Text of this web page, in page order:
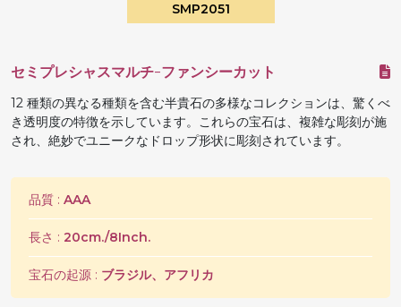
SMP2051
セミプレシャスマルチ-ファンシーカット
12 種類の異なる種類を含む半貴石の多様なコレクションは、驚くべ
き透明度の特徴を示しています。これらの宝石は、複雑な彫刻が施
され、絶妙でユニークなドロップ形状に彫刻されています。
品質 : AAA
長さ : 20cm./8Inch.
宝石の起源 : ブラジル、アフリカ